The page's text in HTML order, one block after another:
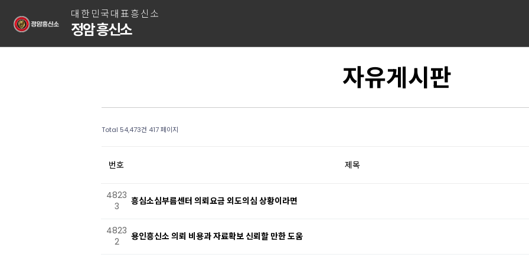
대한민국대표흥신소
정암 흥신소
자유게시판
Total 54,473건 417 페이지
번호 제목
4823
3
흥심소심부름센터 의뢰요금 외도의심 상황이라면
4823
2
용인흥신소 의뢰 비용과 자료확보 신뢰할 만한 도움